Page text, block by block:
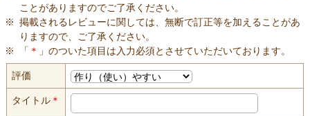
ことがありますのでご了承ください。
※ 掲載されるレビューに関しては、無断で訂正等を加えることがあ
りますので、ご了承ください。
※
「 ＊ 」のついた項目は入力必須とさせていただいております。
評価
タイトル＊